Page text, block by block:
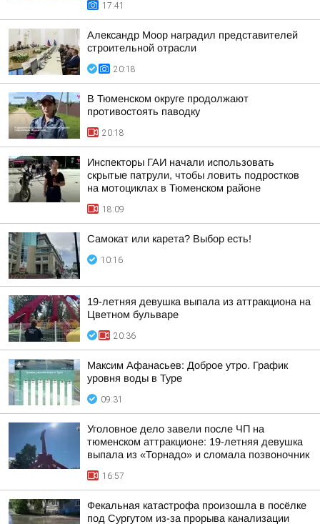
17:41
Александр Моор наградил представителей
строительной отрасли
20:18
В Тюменском округе продолжают
противостоять паводку
20:18
Инспекторы ГАИ начали использовать
скрытые патрули, чтобы ловить подростков
на мотоциклах в Тюменском районе
18:09
Самокат или карета? Выбор есть!
10:16
19-летняя девушка выпала из аттракциона на
Цветном бульваре
20:36
Максим Афанасьев: Доброе утро. График
уровня воды в Туре
09:31
Уголовное дело завели после ЧП на
тюменском аттракционе: 19-летняя девушка
выпала из «Торнадо» и сломала позвоночник
16:57
Фекальная катастрофа произошла в посёлке
под Сургутом из-за прорыва канализации